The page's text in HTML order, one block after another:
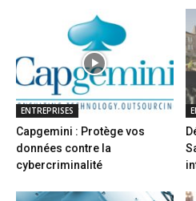
ENTREPRISES
Capgemini : Protège vos
données contre la
cybercriminalité